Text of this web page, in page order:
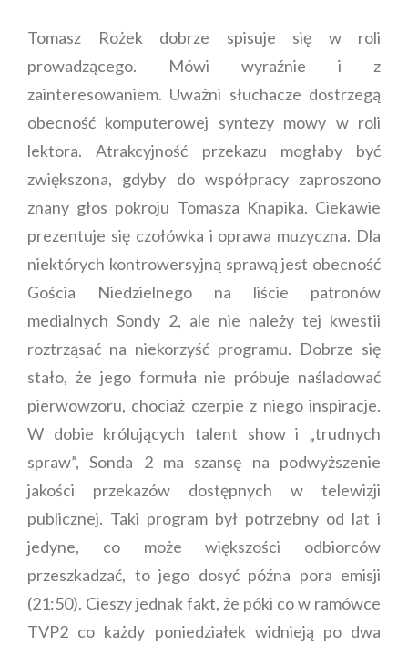
Tomasz Rożek dobrze spisuje się w roli
prowadzącego. Mówi wyraźnie i z
zainteresowaniem. Uważni słuchacze dostrzegą
obecność komputerowej syntezy mowy w roli
lektora. Atrakcyjność przekazu mogłaby być
zwiększona, gdyby do współpracy zaproszono
znany głos pokroju Tomasza Knapika. Ciekawie
prezentuje się czołówka i oprawa muzyczna. Dla
niektórych kontrowersyjną sprawą jest obecność
Gościa Niedzielnego na liście patronów
medialnych Sondy 2, ale nie należy tej kwestii
roztrząsać na niekorzyść programu. Dobrze się
stało, że jego formuła nie próbuje naśladować
pierwowzoru, chociaż czerpie z niego inspiracje.
W dobie królujących talent show i „trudnych
spraw”, Sonda 2 ma szansę na podwyższenie
jakości przekazów dostępnych w telewizji
publicznej. Taki program był potrzebny od lat i
jedyne, co może większości odbiorców
przeszkadzać, to jego dosyć późna pora emisji
(21:50). Cieszy jednak fakt, że póki co w ramówce
TVP2 co każdy poniedziałek widnieją po dwa